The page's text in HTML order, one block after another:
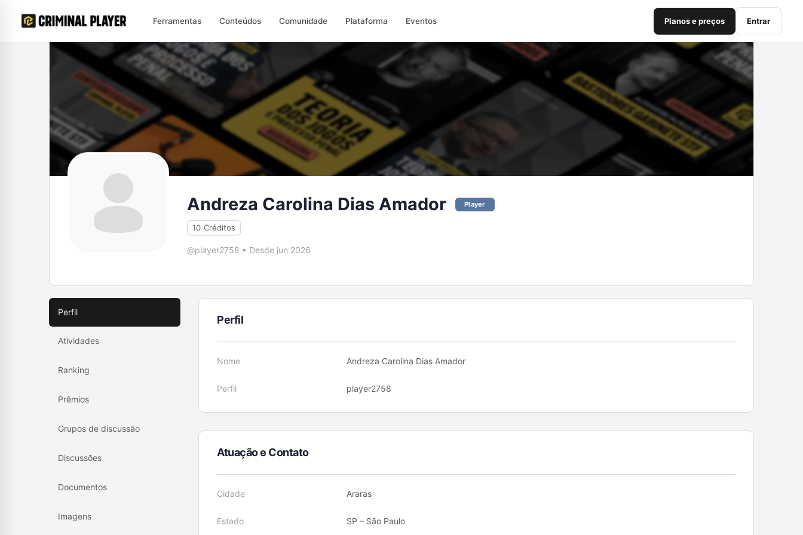
Ferramentas Conteúdos Comunidade Plataforma Eventos Planos e preços Entrar
Andreza Carolina Dias Amador Player
10 Créditos
@player2758 • Desde jun 2026
Perfil
Atividades
Ranking
Prêmios
Grupos de discussão
Discussões
Documentos
Imagens
Perfil
Nome Andreza Carolina Dias Amador
Perfil player2758
Atuação e Contato
Cidade Araras
Estado SP – São Paulo